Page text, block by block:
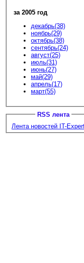
за 2005 год
декабрь(38)
ноябрь(29)
октябрь(38)
сентябрь(24)
август(25)
июль(31)
июнь(27)
май(29)
апрель(17)
март(55)
RSS лента
Лента новостей IT-